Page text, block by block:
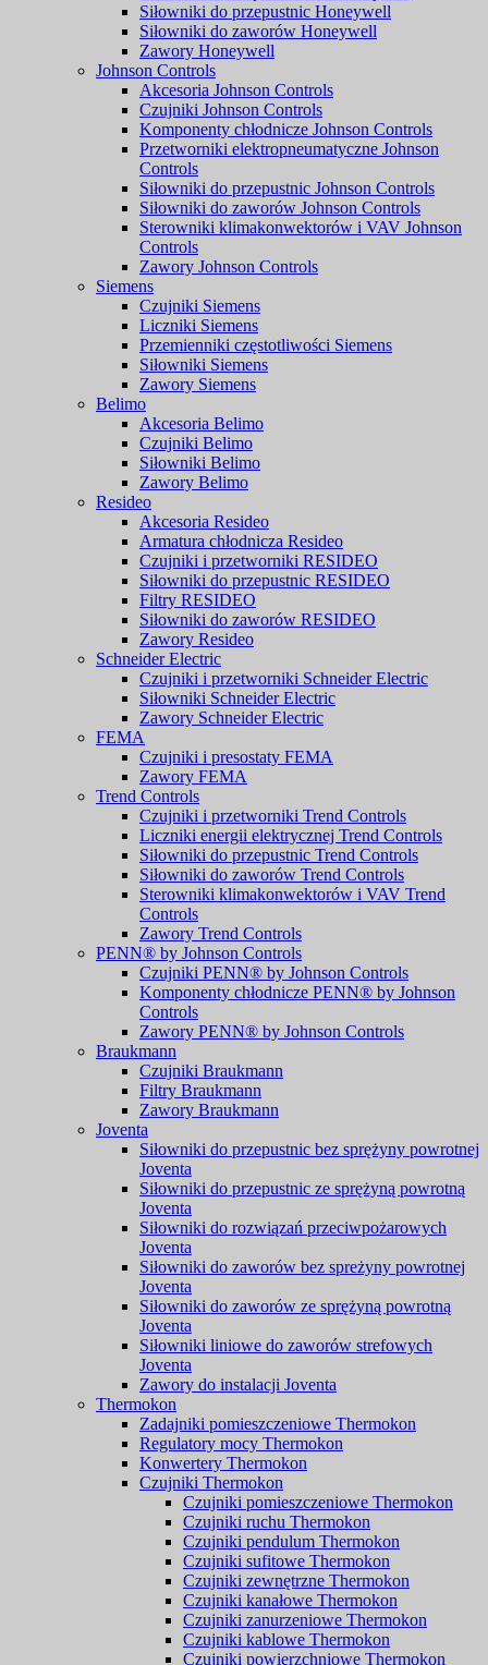
Siłowniki do przepustnic Honeywell
Siłowniki do zaworów Honeywell
Zawory Honeywell
Johnson Controls
Akcesoria Johnson Controls
Czujniki Johnson Controls
Komponenty chłodnicze Johnson Controls
Przetworniki elektropneumatyczne Johnson
Controls
Siłowniki do przepustnic Johnson Controls
Siłowniki do zaworów Johnson Controls
Sterowniki klimakonwektorów i VAV Johnson
Controls
Zawory Johnson Controls
Siemens
Czujniki Siemens
Liczniki Siemens
Przemienniki częstotliwości Siemens
Siłowniki Siemens
Zawory Siemens
Belimo
Akcesoria Belimo
Czujniki Belimo
Siłowniki Belimo
Zawory Belimo
Resideo
Akcesoria Resideo
Armatura chłodnicza Resideo
Czujniki i przetworniki RESIDEO
Siłowniki do przepustnic RESIDEO
Filtry RESIDEO
Siłowniki do zaworów RESIDEO
Zawory Resideo
Schneider Electric
Czujniki i przetworniki Schneider Electric
Siłowniki Schneider Electric
Zawory Schneider Electric
FEMA
Czujniki i presostaty FEMA
Zawory FEMA
Trend Controls
Czujniki i przetworniki Trend Controls
Liczniki energii elektrycznej Trend Controls
Siłowniki do przepustnic Trend Controls
Siłowniki do zaworów Trend Controls
Sterowniki klimakonwektorów i VAV Trend
Controls
Zawory Trend Controls
PENN® by Johnson Controls
Czujniki PENN® by Johnson Controls
Komponenty chłodnicze PENN® by Johnson
Controls
Zawory PENN® by Johnson Controls
Braukmann
Czujniki Braukmann
Filtry Braukmann
Zawory Braukmann
Joventa
Siłowniki do przepustnic bez sprężyny powrotnej
Joventa
Siłowniki do przepustnic ze sprężyną powrotną
Joventa
Siłowniki do rozwiązań przeciwpożarowych
Joventa
Siłowniki do zaworów bez spreżyny powrotnej
Joventa
Siłowniki do zaworów ze sprężyną powrotną
Joventa
Siłowniki liniowe do zaworów strefowych
Joventa
Zawory do instalacji Joventa
Thermokon
Zadajniki pomieszczeniowe Thermokon
Regulatory mocy Thermokon
Konwertery Thermokon
Czujniki Thermokon
Czujniki pomieszczeniowe Thermokon
Czujniki ruchu Thermokon
Czujniki pendulum Thermokon
Czujniki sufitowe Thermokon
Czujniki zewnętrzne Thermokon
Czujniki kanałowe Thermokon
Czujniki zanurzeniowe Thermokon
Czujniki kablowe Thermokon
Czujniki powierzchniowe Thermokon